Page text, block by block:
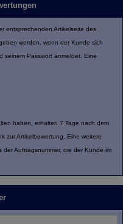
entsprechenden Artikelseite des
werden, wenn der Kunde sich
seinem Passwort anmeldet. Eine
haben, erhalten 7 Tage nach dem
zur Artikelbewertung. Eine weitere
Auftragsnummer, die der Kunde im